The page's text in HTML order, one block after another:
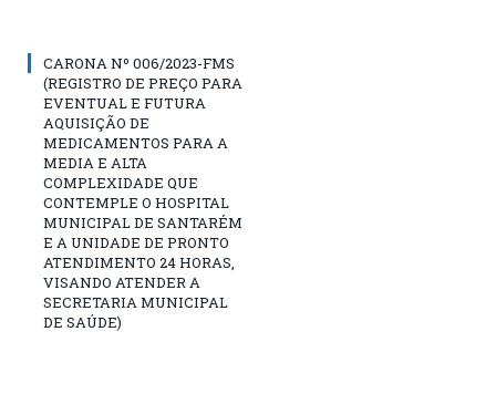
CARONA Nº 006/2023-FMS
(REGISTRO DE PREÇO PARA
EVENTUAL E FUTURA
AQUISIÇÃO DE
MEDICAMENTOS PARA A
MEDIA E ALTA
COMPLEXIDADE QUE
CONTEMPLE O HOSPITAL
MUNICIPAL DE SANTARÉM
E A UNIDADE DE PRONTO
ATENDIMENTO 24 HORAS,
VISANDO ATENDER A
SECRETARIA MUNICIPAL
DE SAÚDE)